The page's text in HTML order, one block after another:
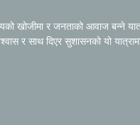
खोजीमा र जनताको आवाज बन्ने
र साथ दिएर सुशासनको यो